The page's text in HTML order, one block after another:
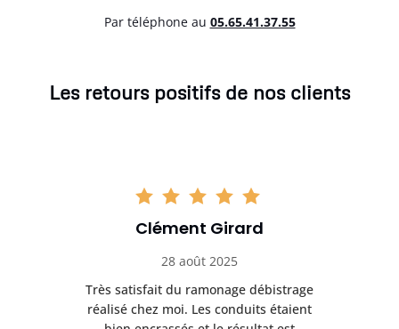
Par téléphone au 05.65.41.37.55
Les retours positifs de nos clients
Clément Girard
28 août 2025
Très satisfait du ramonage débistrage
réalisé chez moi. Les conduits étaient